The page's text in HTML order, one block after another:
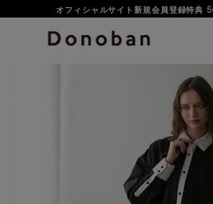
オフィシャルサイト新規会員登録特典